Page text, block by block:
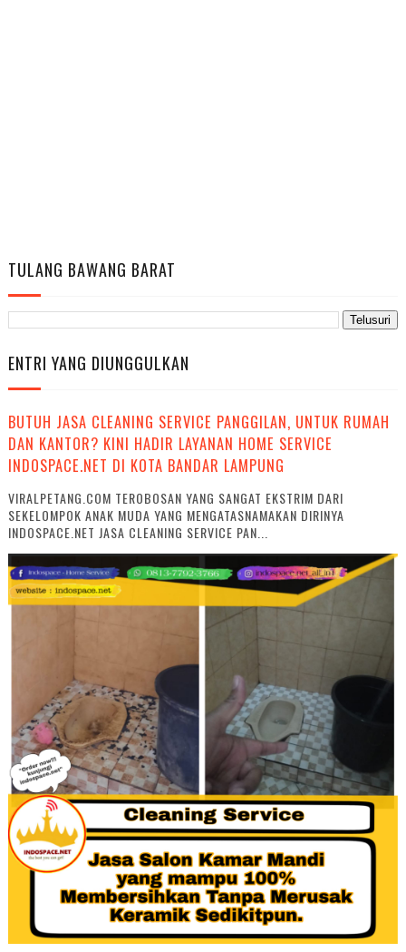
TULANG BAWANG BARAT
ENTRI YANG DIUNGGULKAN
BUTUH JASA CLEANING SERVICE PANGGILAN, UNTUK RUMAH
DAN KANTOR? KINI HADIR LAYANAN HOME SERVICE
INDOSPACE.NET DI KOTA BANDAR LAMPUNG
VIRALPETANG.COM TEROBOSAN YANG SANGAT EKSTRIM DARI
SEKELOMPOK ANAK MUDA YANG MENGATASNAMAKAN DIRINYA
INDOSPACE.NET JASA CLEANING SERVICE PAN...